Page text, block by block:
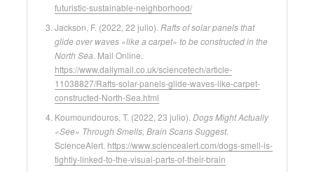
futuristic-sustainable-neighborhood/
Jackson, F. (2022, 22 julio). Rafts of solar panels that
glide over waves «like a carpet» to be constructed in the
North Sea . Mail Online.
https://www.dailymail.co.uk/sciencetech/article-
11038827/Rafts-solar-panels-glide-waves-like-carpet-
constructed-North-Sea.html
Koumoundouros, T. (2022, 23 julio). Dogs Might Actually
«See» Through Smells, Brain Scans Suggest.
ScienceAlert. https://www.sciencealert.com/dogs-smell-is-
tightly-linked-to-the-visual-parts-of-their-brain